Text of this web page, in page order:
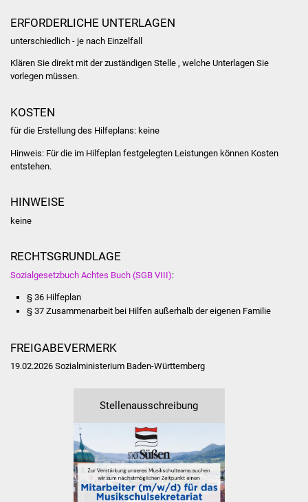
Ärzte und Apotheken
Index
Kultur & Freizeit
Veranstaltungen
Einrichtungen
Hallenbad
Stadtbücherei
ERFORDERLICHE UNTERLAGEN
unterschiedlich - je nach Einzelfall
Klären Sie direkt mit der zuständigen Stelle , welche Unterlagen Sie
vorlegen müssen.
KOSTEN
für die Erstellung des Hilfeplans: keine
Hinweis: Für die im Hilfeplan festgelegten Leistungen können Kosten
entstehen.
HINWEISE
keine
RECHTSGRUNDLAGE
Sozialgesetzbuch Achtes Buch (SGB VIII):
§ 36 Hilfeplan
§ 37 Zusammenarbeit bei Hilfen außerhalb der eigenen Familie
FREIGABEVERMERK
19.02.2026 Sozialministerium Baden-Württemberg
Stellenausschreibung